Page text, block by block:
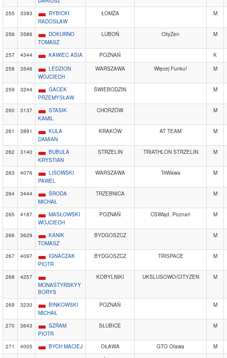
255 3383
RYBICKI
RADOSŁAW
ŁOMŻA M
256 3586
DOKURNO
TOMASZ
LUBOŃ CityZen M
257 4344 KAWIEC ASIA POZNAŃ
K
258
3546
LEDZION
WOJCIECH
WARSZAWA Więcej Funku! M
259 3244
GACEK
PRZEMYSŁAW
ŚWIEBODZIN M
260 3137
STASIK
KAMIL
CHORZÓW M
261 3891
KULA
DAMIAN
KRAKÓW AT TEAM M
262 3140
BUBULA
KRYSTIAN
STRZELIN TRIATHLON STRZELIN M
263 4076
LISOWSKI
PAWEL
WARSZAWA TriWawa M
264 3444
ŚRODA
MICHAŁ
TRZEBNICA M
265 4187
MASŁOWSKI
WOJCIECH
POZNAŃ CSWląd. Poznań M
266 3629
KANIK
TOMASZ
BYDGOSZCZ M
267 4097
IGNACZAK
PIOTR
BYDGOSZCZ TRISPACE M
268
4257
MONASTYRSKYY
BORYS
KOBYLNIKI UKSLUSOWO/CITYZEN M
269 3230
BINKOWSKI
MICHAŁ
POZNAŃ M
270 3643
SZRAM
PIOTR
SŁUBICE M
271 4005 BYCH MACIEJ OŁAWA GTO Oława
M